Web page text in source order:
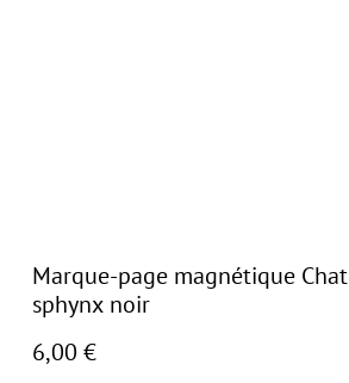
Marque-page magnétique Chat
sphynx noir
6,00 €